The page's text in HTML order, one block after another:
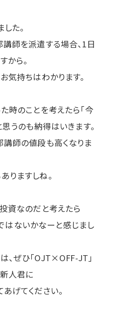
た。
師を派遣する場合、1日
から。
気持ちはわかります。
時のことを考えたら「今
うのも納得はいきます。
師の値段も高くなりま
りますしね。
資なのだと考えたら
はないかなーと感じまし
、ぜひ「OJT×OFF-JT」
人君に
げてください。